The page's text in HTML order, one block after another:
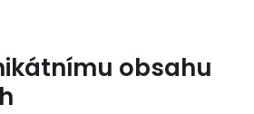
obsahu